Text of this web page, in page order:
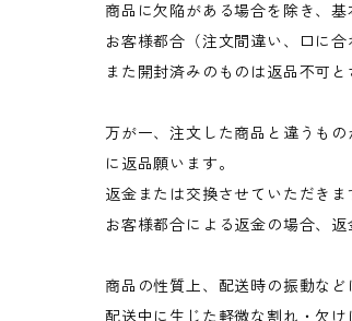
商品に欠陥がある場合を除き、基
お客様都合（注文間違い、口に
また開封済みのものは返品不可と
万が一、注文した商品と違うも
に返品願います。
返金または交換させていただきま
お客様都合による返金の場合、
商品の性質上、配送時の振動な
配送中に生じた軽微な割れ・欠